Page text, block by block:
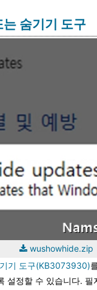
숨기기 도구
wushowhide.zip
기 도구(KB3073930)
설정할 수 있습니다.